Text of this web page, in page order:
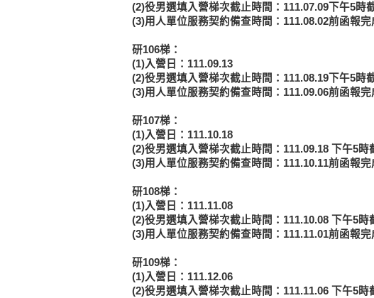
(2)役男選填入營梯次截止時間：111.07.09下午5時
(3)用人單位服務契約備查時間：111.08.02前函報完
研106梯：
(1)入營日：111.09.13
(2)役男選填入營梯次截止時間：111.08.19下午5時
(3)用人單位服務契約備查時間：111.09.06前函報完
研107梯：
(1)入營日：111.10.18
(2)役男選填入營梯次截止時間：111.09.18 下午5時
(3)用人單位服務契約備查時間：111.10.11前函報完
研108梯：
(1)入營日：111.11.08
(2)役男選填入營梯次截止時間：111.10.08 下午5時
(3)用人單位服務契約備查時間：111.11.01前函報完
研109梯：
(1)入營日：111.12.06
(2)役男選填入營梯次截止時間：111.11.06 下午5時